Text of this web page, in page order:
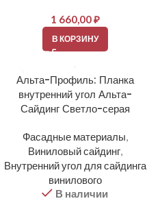
1 660,00₽
В КОРЗИНУ
Альта-Профиль: Планка
внутренний угол Альта-
Сайдинг Светло-серая
Фасадные материалы,
Виниловый сайдинг,
Внутренний угол для сайдинга
винилового
В наличии